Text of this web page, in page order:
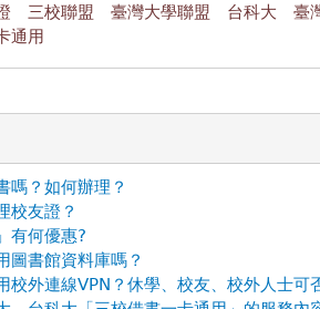
三校聯盟 臺灣大學聯盟 台科大 臺
通用
嗎？如何辦理？
校友證？
有何優惠?
圖書館資料庫嗎？
校外連線VPN？休學、校友、校外人士可